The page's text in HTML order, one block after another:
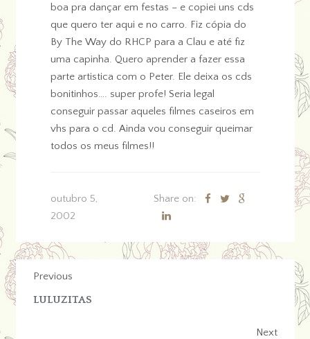
boa pra dançar em festas – e copiei uns cds
que quero ter aqui e no carro. Fiz cópia do
By The Way do RHCP para a Clau e até fiz
uma capinha. Quero aprender a fazer essa
parte artistica com o Peter. Ele deixa os cds
bonitinhos…. super profe! Seria legal
conseguir passar aqueles filmes caseiros em
vhs para o cd. Ainda vou conseguir queimar
todos os meus filmes!!
outubro 5,
2002
Share on:
Previous
LULUZITAS
Next